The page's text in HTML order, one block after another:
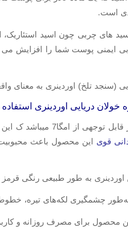
است.
ایمنی پوست شما را افزایش
(سنجد تلخ) اوردینری به
خولان دریایی اوردینری استفاده
کمیاب است و بسیار مغذی و شادای و طراوت بخش پوست است.خاصیت
قوی این محصول باعث
به طور طبیعی رنگی قرمز
به‌طور چشمگیری لکه‌های تیره،
محصول برای مصرف روزانه و